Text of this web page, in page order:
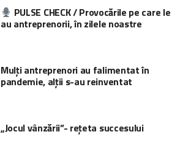
PULSE CHECK / Provocările pe care le
au antreprenorii, în zilele noastre
Mulți antreprenori au falimentat în
pandemie, alții s-au reinventat
„Jocul vânzării”- rețeta succesului